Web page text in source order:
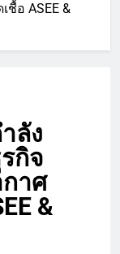
อ ASEE &
ลัง
กิจ
าศ
&